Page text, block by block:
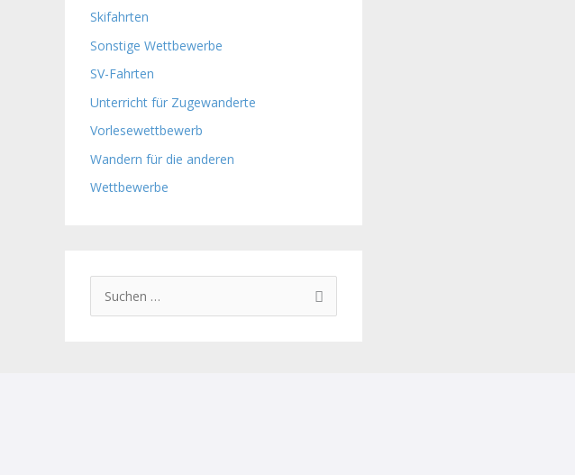
Skifahrten
Sonstige Wettbewerbe
SV-Fahrten
Unterricht für Zugewanderte
Vorlesewettbewerb
Wandern für die anderen
Wettbewerbe